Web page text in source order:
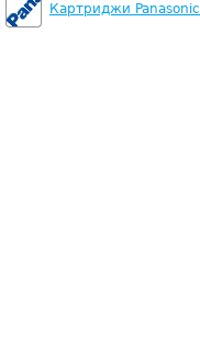
Картриджи Panasonic